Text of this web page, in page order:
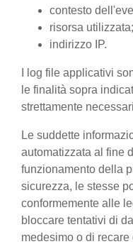
contesto
risorsa utilizzata;
indirizzo IP.
I log file applicativi
le finalità sopra
strettamente
Le suddette
automatizzata al fine
funzionamento della
sicurezza, le stesse
conformemente alle
bloccare tentativi di
medesimo o di